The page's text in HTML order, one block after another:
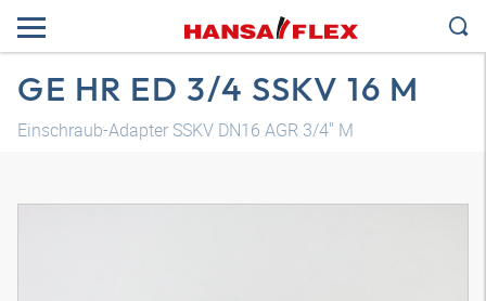
GE HR ED 3/4 SSKV 16 M
Einschraub-Adapter SSKV DN16 AGR 3/4" M